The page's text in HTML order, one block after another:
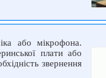
або мікрофона.
плати або
звернення